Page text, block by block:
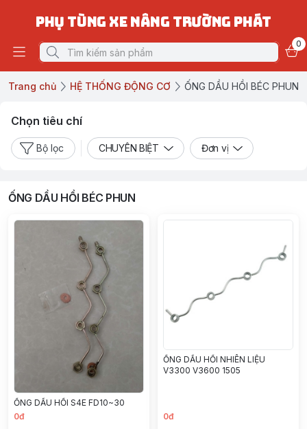
PHỤ TÙNG XE NÂNG TRƯỜNG PHÁT
0
Trang chủ HỆ THỐNG ĐỘNG CƠ ỐNG DẦU HỒI BÉC PHUN
Chọn tiêu chí
Bộ lọc CHUYÊN BIỆT Đơn vị
ỐNG DẦU HỒI BÉC PHUN
ỐNG DẦU HỒI S4E FD10~30
0đ
ỐNG DẦU HỒI NHIÊN LIỆU
V3300 V3600 1505
0đ